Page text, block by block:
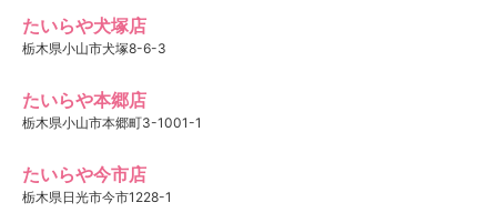
たいらや犬塚店
栃木県小山市犬塚8-6-3
たいらや本郷店
栃木県小山市本郷町3-1001-1
たいらや今市店
栃木県日光市今市1228-1